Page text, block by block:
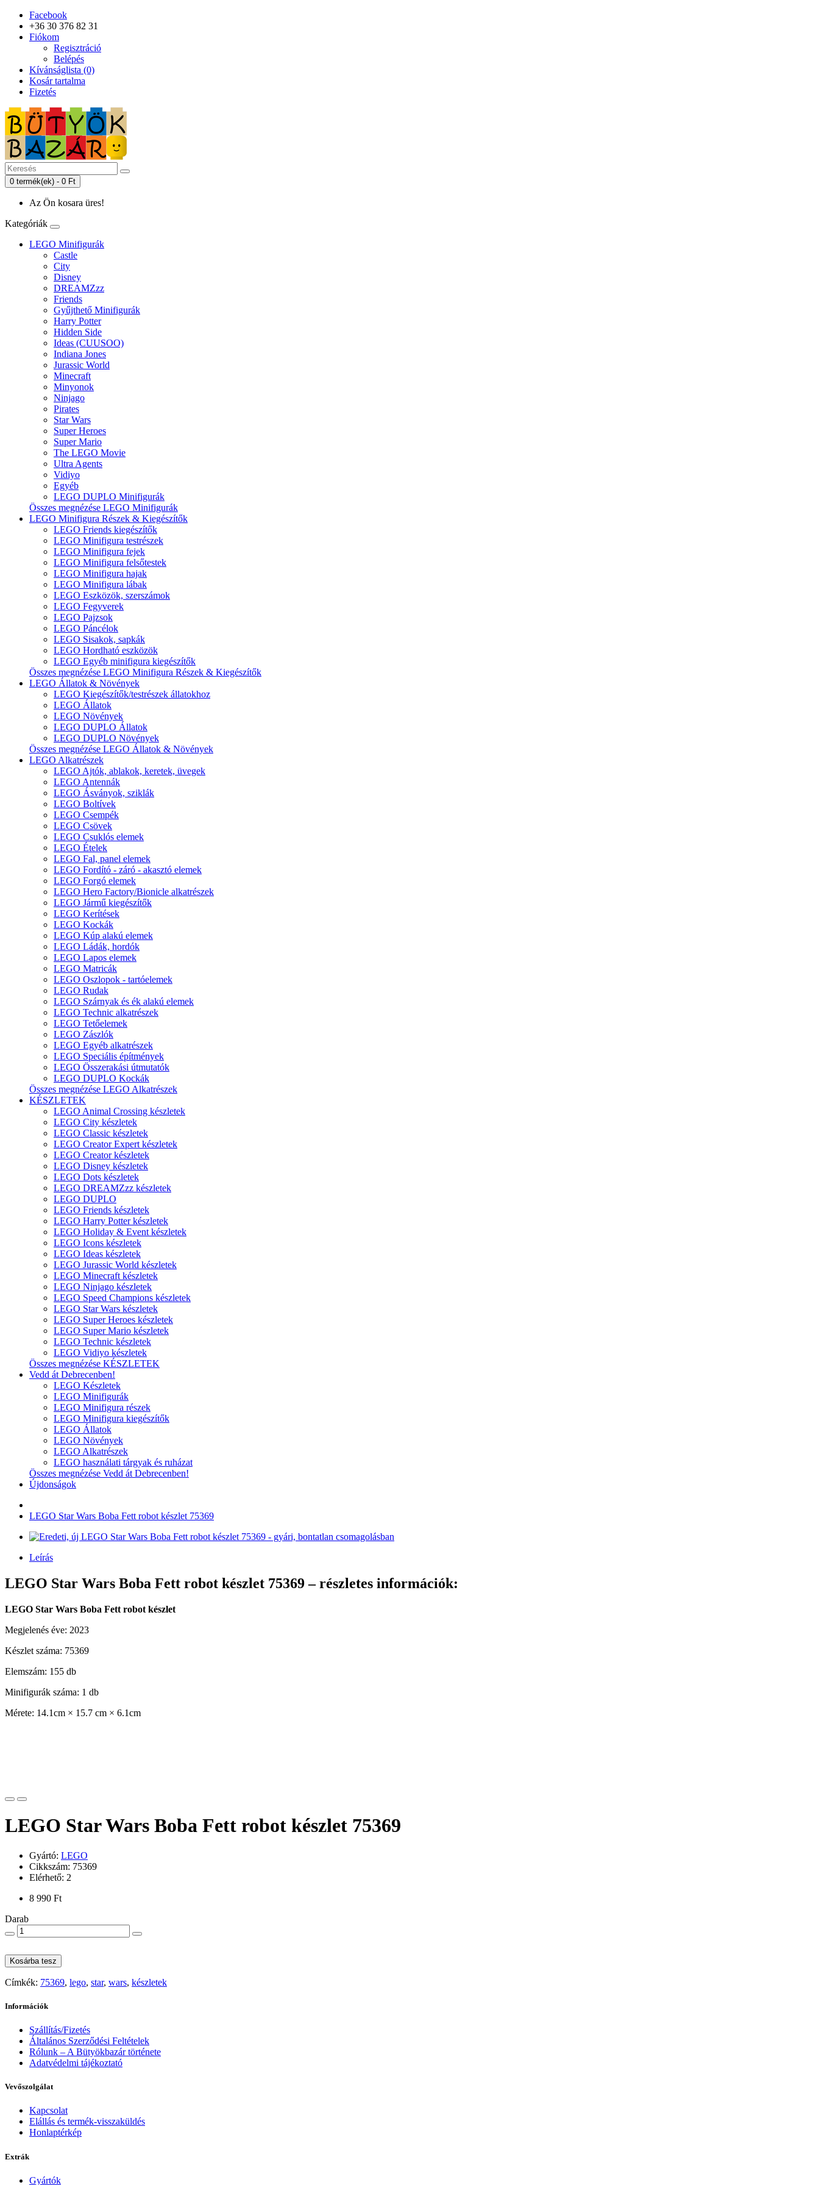
Facebook
+36 30 376 82 31
Fiókom
Regisztráció
Belépés
Kívánságlista (0)
Kosár tartalma
Fizetés
0 termék(ek) - 0 Ft
Az Ön kosara üres!
Kategóriák
LEGO Minifigurák
Castle
City
Disney
DREAMZzz
Friends
Gyűjthető Minifigurák
Harry Potter
Hidden Side
Ideas (CUUSOO)
Indiana Jones
Jurassic World
Minecraft
Minyonok
Ninjago
Pirates
Star Wars
Super Heroes
Super Mario
The LEGO Movie
Ultra Agents
Vidiyo
Egyéb
LEGO DUPLO Minifigurák
Összes megnézése LEGO Minifigurák
LEGO Minifigura Részek & Kiegészítők
LEGO Friends kiegészítők
LEGO Minifigura testrészek
LEGO Minifigura fejek
LEGO Minifigura felsőtestek
LEGO Minifigura hajak
LEGO Minifigura lábak
LEGO Eszközök, szerszámok
LEGO Fegyverek
LEGO Pajzsok
LEGO Páncélok
LEGO Sisakok, sapkák
LEGO Hordható eszközök
LEGO Egyéb minifigura kiegészítők
Összes megnézése LEGO Minifigura Részek & Kiegészítők
LEGO Állatok & Növények
LEGO Kiegészítők/testrészek állatokhoz
LEGO Állatok
LEGO Növények
LEGO DUPLO Állatok
LEGO DUPLO Növények
Összes megnézése LEGO Állatok & Növények
LEGO Alkatrészek
LEGO Ajtók, ablakok, keretek, üvegek
LEGO Antennák
LEGO Ásványok, sziklák
LEGO Boltívek
LEGO Csempék
LEGO Csövek
LEGO Csuklós elemek
LEGO Ételek
LEGO Fal, panel elemek
LEGO Fordító - záró - akasztó elemek
LEGO Forgó elemek
LEGO Hero Factory/Bionicle alkatrészek
LEGO Jármű kiegészítők
LEGO Kerítések
LEGO Kockák
LEGO Kúp alakú elemek
LEGO Ládák, hordók
LEGO Lapos elemek
LEGO Matricák
LEGO Oszlopok - tartóelemek
LEGO Rudak
LEGO Szárnyak és ék alakú elemek
LEGO Technic alkatrészek
LEGO Tetőelemek
LEGO Zászlók
LEGO Egyéb alkatrészek
LEGO Speciális építmények
LEGO Összerakási útmutatók
LEGO DUPLO Kockák
Összes megnézése LEGO Alkatrészek
KÉSZLETEK
LEGO Animal Crossing készletek
LEGO City készletek
LEGO Classic készletek
LEGO Creator Expert készletek
LEGO Creator készletek
LEGO Disney készletek
LEGO Dots készletek
LEGO DREAMZzz készletek
LEGO DUPLO
LEGO Friends készletek
LEGO Harry Potter készletek
LEGO Holiday & Event készletek
LEGO Icons készletek
LEGO Ideas készletek
LEGO Jurassic World készletek
LEGO Minecraft készletek
LEGO Ninjago készletek
LEGO Speed Champions készletek
LEGO Star Wars készletek
LEGO Super Heroes készletek
LEGO Super Mario készletek
LEGO Technic készletek
LEGO Vidiyo készletek
Összes megnézése KÉSZLETEK
Vedd át Debrecenben!
LEGO Készletek
LEGO Minifigurák
LEGO Minifigura részek
LEGO Minifigura kiegészítők
LEGO Állatok
LEGO Növények
LEGO Alkatrészek
LEGO használati tárgyak és ruházat
Összes megnézése Vedd át Debrecenben!
Újdonságok
LEGO Star Wars Boba Fett robot készlet 75369
Leírás
LEGO Star Wars Boba Fett robot készlet 75369 – részletes információk:
LEGO Star Wars Boba Fett robot készlet
Megjelenés éve: 2023
Készlet száma: 75369
Elemszám: 155 db
Minifigurák száma: 1 db
Mérete: 14.1cm × 15.7 cm × 6.1cm
LEGO Star Wars Boba Fett robot készlet 75369
Gyártó: LEGO
Cikkszám: 75369
Elérhető: 2
8 990 Ft
Darab
Kosárba tesz
Címkék: 75369, lego, star, wars, készletek
Információk
Szállítás/Fizetés
Általános Szerződési Feltételek
Rólunk – A Bütyökbazár története
Adatvédelmi tájékoztató
Vevőszolgálat
Kapcsolat
Elállás és termék-visszaküldés
Honlaptérkép
Extrák
Gyártók